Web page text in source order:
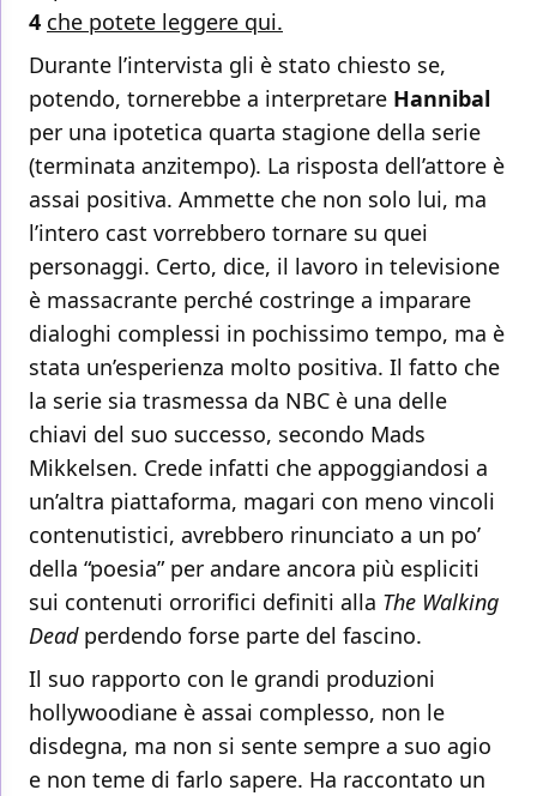
4 che potete leggere qui.
Durante l’intervista gli è stato chiesto se,
potendo, tornerebbe a interpretare Hannibal
per una ipotetica quarta stagione della serie
(terminata anzitempo). La risposta dell’attore è
assai positiva. Ammette che non solo lui, ma
l’intero cast vorrebbero tornare su quei
personaggi. Certo, dice, il lavoro in televisione
è massacrante perché costringe a imparare
dialoghi complessi in pochissimo tempo, ma è
stata un’esperienza molto positiva. Il fatto che
la serie sia trasmessa da NBC è una delle
chiavi del suo successo, secondo Mads
Mikkelsen. Crede infatti che appoggiandosi a
un’altra piattaforma, magari con meno vincoli
contenutistici, avrebbero rinunciato a un po’
della “poesia” per andare ancora più espliciti
sui contenuti orrorifici definiti alla The Walking
Deadperdendo forse parte del fascino.
Il suo rapporto con le grandi produzioni
hollywoodiane è assai complesso, non le
disdegna, ma non si sente sempre a suo agio
e non teme di farlo sapere. Ha raccontato un